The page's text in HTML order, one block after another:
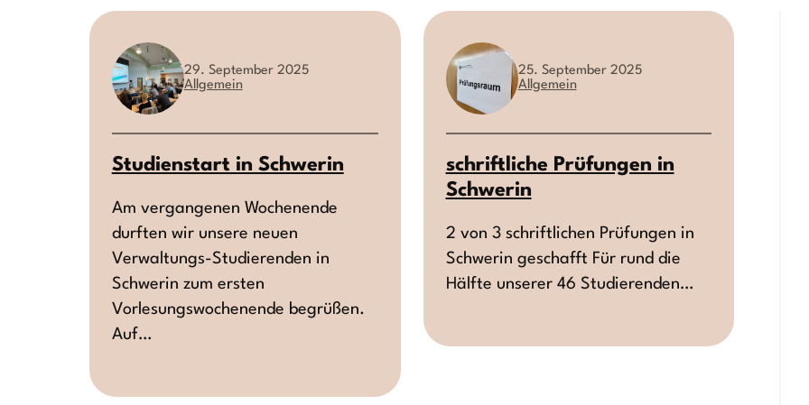
29. September 2025
Allgemein
Studienstart in Schwerin
Am vergangenen Wochenende
durften wir unsere neuen
Verwaltungs-Studierenden in
Schwerin zum ersten
Vorlesungswochenende begrüßen.
Auf…
25. September 2025
Allgemein
schriftliche Prüfungen in
Schwerin
2 von 3 schriftlichen Prüfungen in
Schwerin geschafft Für rund die
Hälfte unserer 46 Studierenden…